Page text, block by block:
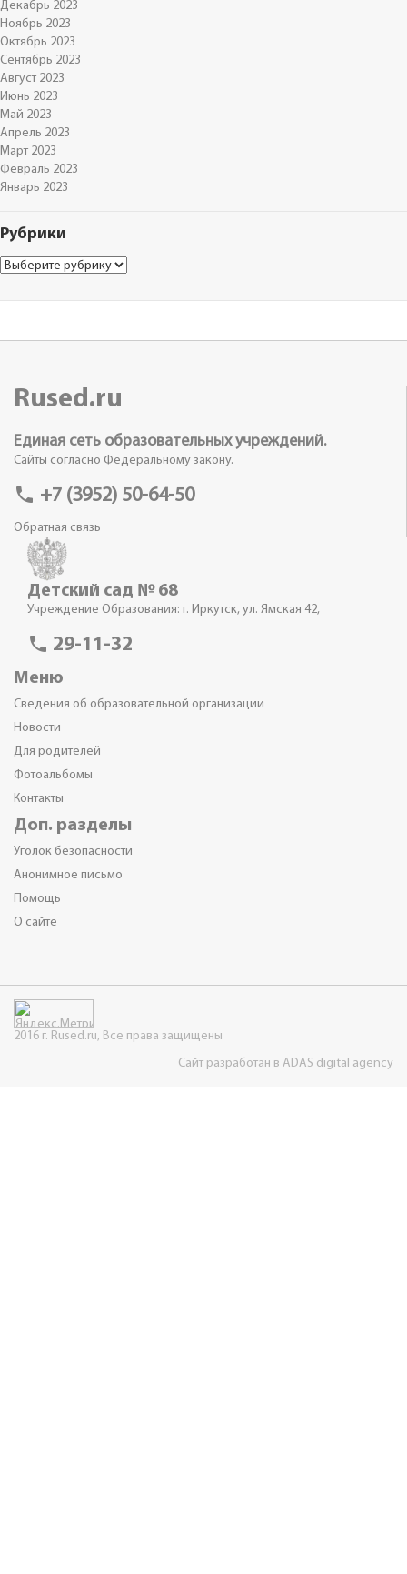
Декабрь 2023
Ноябрь 2023
Октябрь 2023
Сентябрь 2023
Август 2023
Июнь 2023
Май 2023
Апрель 2023
Март 2023
Февраль 2023
Январь 2023
Рубрики
Рубрики
Rused.ru
Единая сеть образовательных учреждений.
Сайты согласно Федеральному закону.
phone +7 (3952) 50-64-50
Обратная связь
Детский сад № 68
Учреждение Образования: г. Иркутск, ул. Ямская 42,
phone 29-11-32
Меню
Сведения об образовательной организации
Новости
Для родителей
Фотоальбомы
Контакты
Доп. разделы
Уголок безопасности
Анонимное письмо
Помощь
О сайте
2016 г. Rused.ru, Все права защищены
Сайт разработан в ADAS digital agency